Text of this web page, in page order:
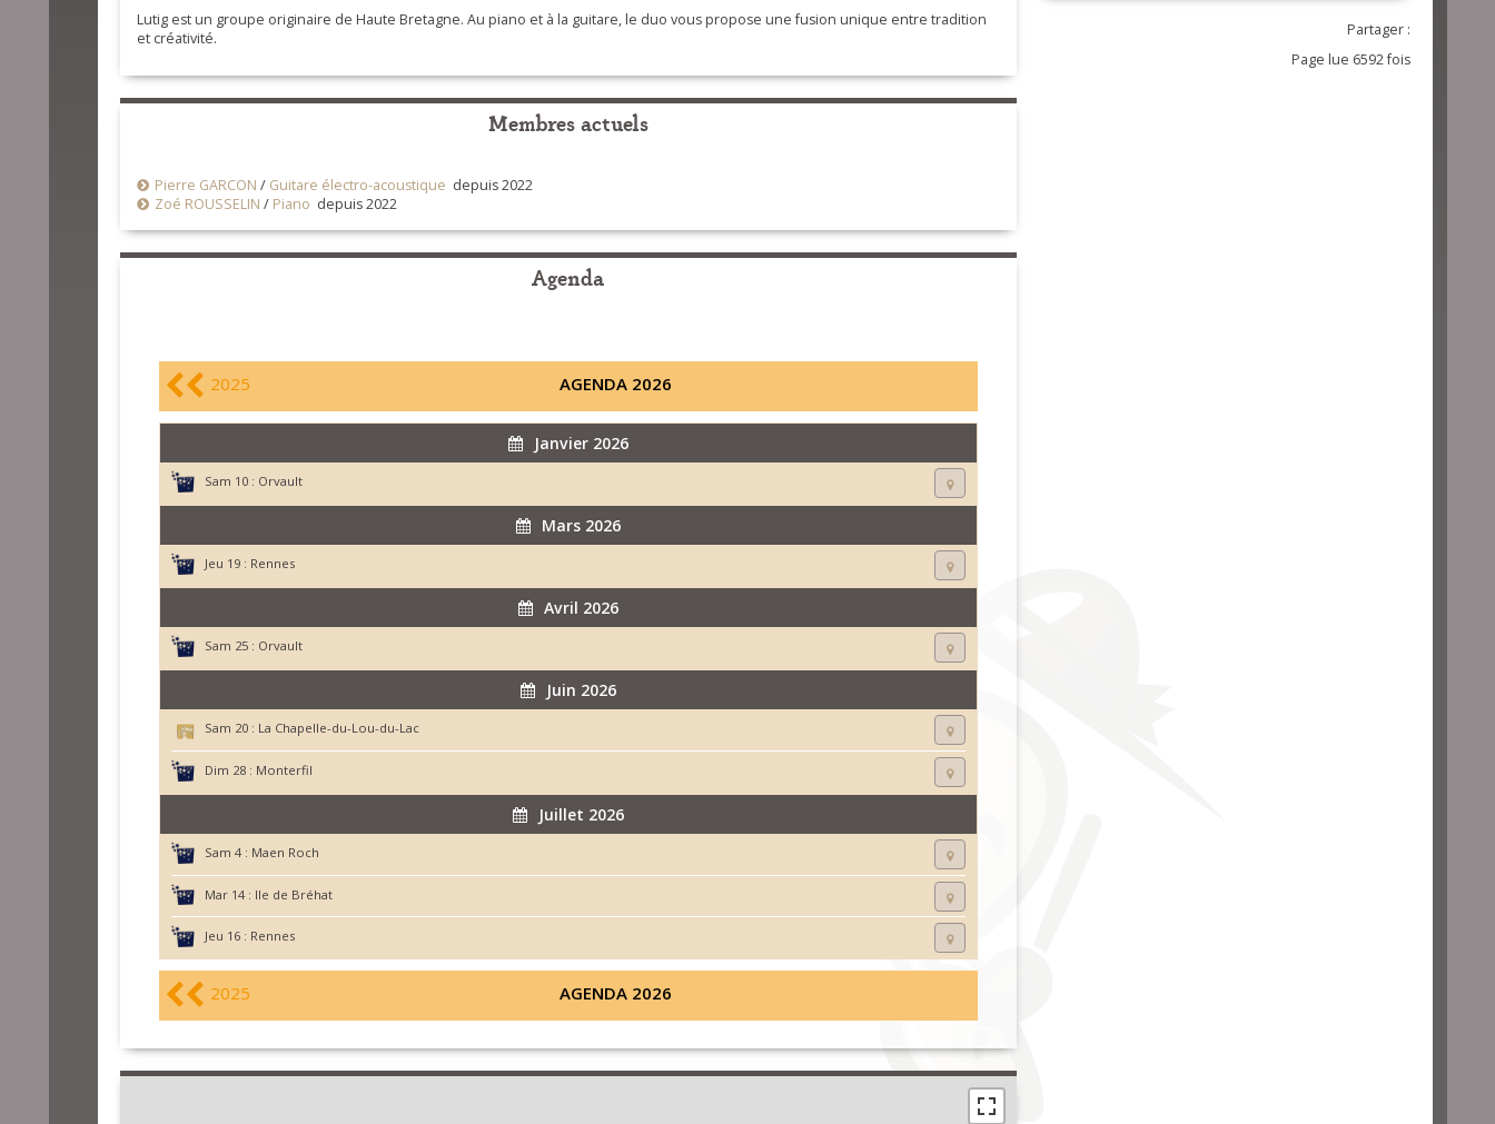
Lutig est un groupe originaire de Haute Bretagne. Au piano et à la guitare, le duo vous propose une fusion unique entre tradition
et créativité.
Membres actuels
Pierre GARCON / Guitare électro-acoustique depuis 2022
Zoé ROUSSELIN / Piano depuis 2022
Agenda
2025 AGENDA 2026
Janvier 2026
Sam 10 : Orvault
Mars 2026
Jeu 19 : Rennes
Avril 2026
Sam 25 : Orvault
Juin 2026
Sam 20 : La Chapelle-du-Lou-du-Lac
Dim 28 : Monterfil
Juillet 2026
Sam 4 : Maen Roch
Mar 14 : Ile de Bréhat
Jeu 16 : Rennes
2025 AGENDA 2026
Partager :
Page lue 6592 fois